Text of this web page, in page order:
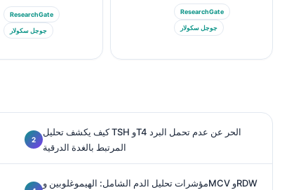
ResearchGate
جوجل سكولار
ResearchGate
جوجل سكولار
كيف يكشف تحليل TSH وT4 الحر عن عدم تحمل البرد
المرتبط بالغدة الدرقية
مؤشرات تحليل الدم الشامل: الهيموغلوبين وMCV وRDW